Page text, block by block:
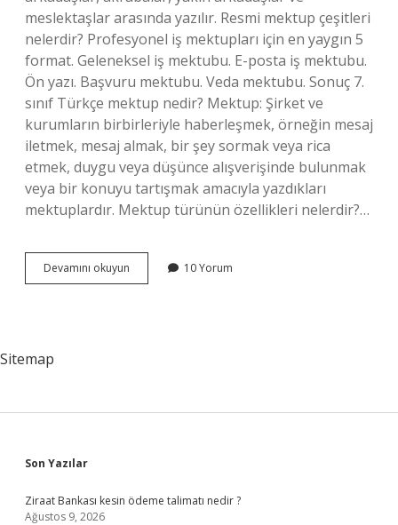
meslektaşlar arasında yazılır. Resmi mektup çeşitleri
nelerdir? Profesyonel iş mektupları için en yaygın 5
format. Geleneksel iş mektubu. E-posta iş mektubu.
Ön yazı. Başvuru mektubu. Veda mektubu. Sonuç 7.
sınıf Türkçe mektup nedir? Mektup: Şirket ve
kurumların birbirleriyle haberleşmek, örneğin mesaj
iletmek, mesaj almak, bir şey sormak veya rica
etmek, duygu veya düşünce alışverişinde bulunmak
veya bir konuyu tartışmak amacıyla yazdıkları
mektuplardır. Mektup türünün özellikleri nelerdir?…
Devamını okuyun
Çeşit
10 Yorum
Sitemap
Sidebar
Son Yazılar
Ziraat Bankası kesin ödeme talimatı nedir ?
Ağustos 9, 2026